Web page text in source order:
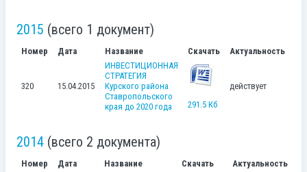
2015 (всего 1 документ)
Номер Дата Название Скачать Актуальность
320 15.04.2015
ИНВЕСТИЦИОННАЯ
СТРАТЕГИЯ
Курского района
Ставропольского
края до 2020 года
291.5 Кб
действует
2014 (всего 2 документа)
Номер Дата Название Скачать Актуальность